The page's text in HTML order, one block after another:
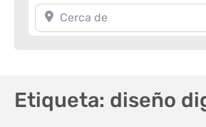
Cerca de
Etiqueta: diseño